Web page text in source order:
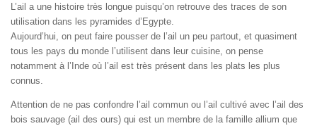
L’ail a une histoire très longue puisqu’on retrouve des traces de son
utilisation dans les pyramides d’Egypte.
Aujourd’hui, on peut faire pousser de l’ail un peu partout, et quasiment
tous les pays du monde l’utilisent dans leur cuisine, on pense
notamment à l’Inde où l’ail est très présent dans les plats les plus
connus.
Attention de ne pas confondre l’ail commun ou l’ail cultivé avec l’ail des
bois sauvage (ail des ours) qui est un membre de la famille allium que